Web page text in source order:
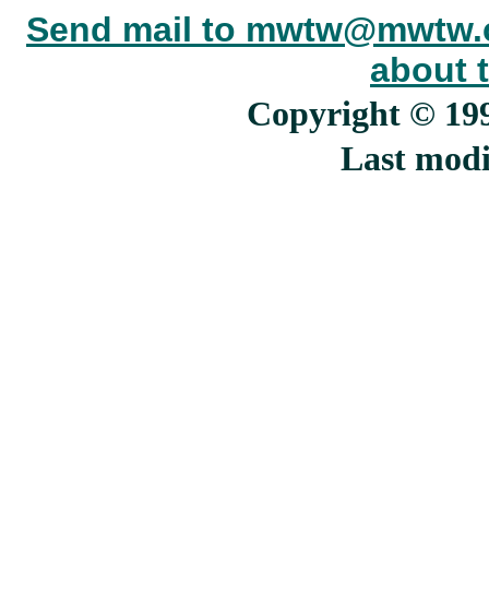
Send mail to
about
Copyright ©
Last